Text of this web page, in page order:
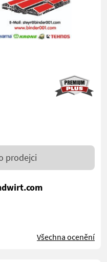
prodejci
Všechna ocenění